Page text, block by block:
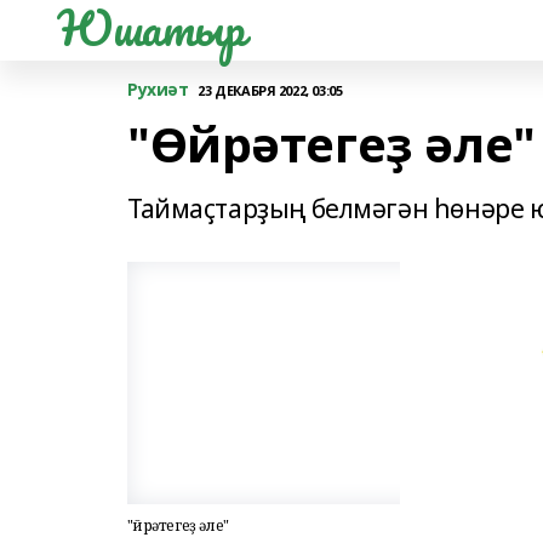
Юшатыр
Рухиәт 23 ДЕКАБРЯ 2022, 03:05
"Өйрәтегеҙ әле"
Таймаҫтарҙың белмәгән һөнәре
"Өйрәтегеҙ әле"